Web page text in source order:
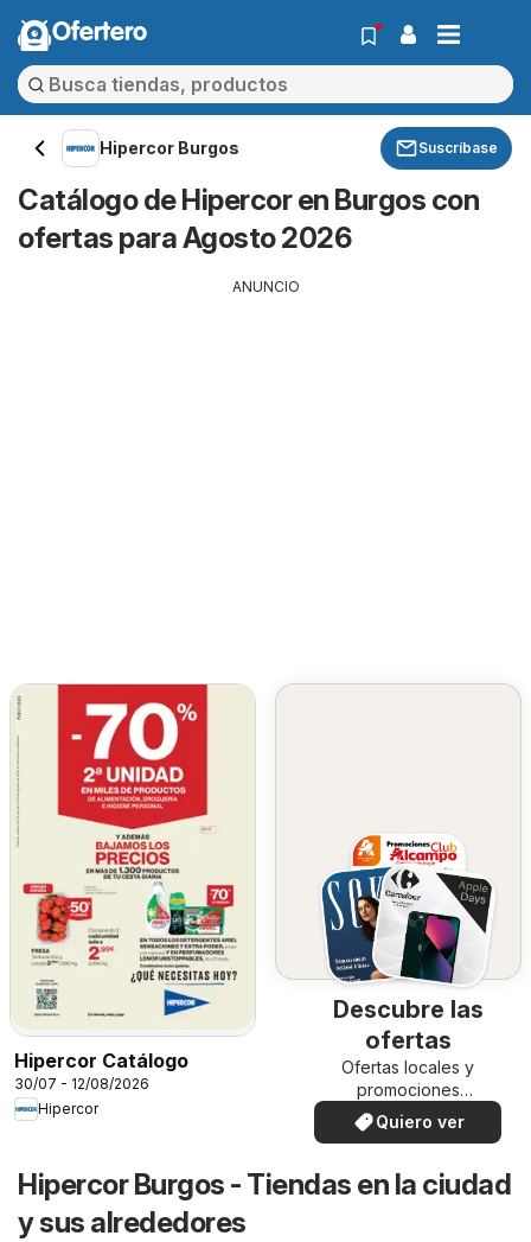
Ofertero
Hipercor Burgos Suscríbase
Catálogo de Hipercor en Burgos con
ofertas para Agosto 2026
ANUNCIO
Hipercor Catálogo
30/07 - 12/08/2026
Hipercor
Descubre las
ofertas
Ofertas locales y
promociones
especiales.
Quiero ver
Hipercor Burgos - Tiendas en la ciudad
y sus alrededores